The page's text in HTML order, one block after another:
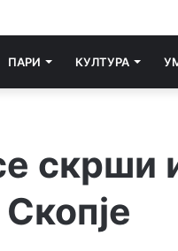
ПАРИ КУЛТУРА
скрши